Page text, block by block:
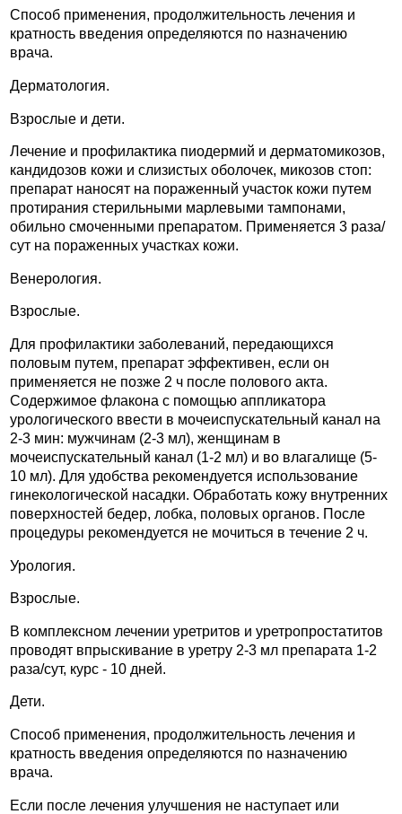
Способ применения, продолжительность лечения и
кратность введения определяются по назначению
врача.
Дерматология.
Взрослые и дети.
Лечение и профилактика пиодермий и дерматомикозов,
кандидозов кожи и слизистых оболочек, микозов стоп:
препарат наносят на пораженный участок кожи путем
протирания стерильными марлевыми тампонами,
обильно смоченными препаратом. Применяется 3 раза/
сут на пораженных участках кожи.
Венерология.
Взрослые.
Для профилактики заболеваний, передающихся
половым путем, препарат эффективен, если он
применяется не позже 2 ч после полового акта.
Содержимое флакона с помощью аппликатора
урологического ввести в мочеиспускательный канал на
2-3 мин: мужчинам (2-3 мл), женщинам в
мочеиспускательный канал (1-2 мл) и во влагалище (5-
10 мл). Для удобства рекомендуется использование
гинекологической насадки. Обработать кожу внутренних
поверхностей бедер, лобка, половых органов. После
процедуры рекомендуется не мочиться в течение 2 ч.
Урология.
Взрослые.
В комплексном лечении уретритов и уретропростатитов
проводят впрыскивание в уретру 2-3 мл препарата 1-2
раза/сут, курс - 10 дней.
Дети.
Способ применения, продолжительность лечения и
кратность введения определяются по назначению
врача.
Если после лечения улучшения не наступает или